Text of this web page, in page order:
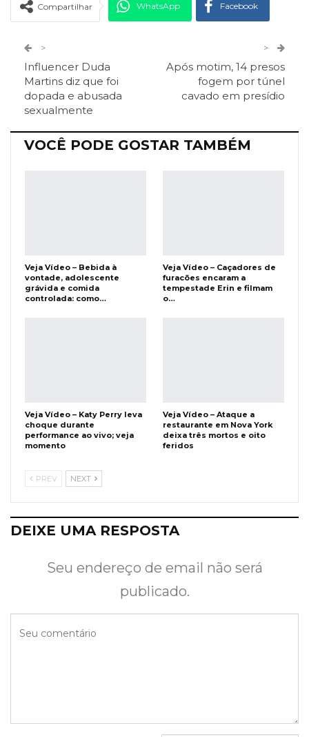
Compartilhar WhatsApp Facebook
Facebook Messenger
>
Influencer Duda
Martins diz que foi
dopada e abusada
sexualmente
>
Após motim, 14 presos
fogem por túnel
cavado em presídio
VOCÊ PODE GOSTAR TAMBÉM
Veja Vídeo – Bebida à
vontade, adolescente
grávida e comida
controlada: como…
Veja Vídeo – Caçadores de
furacões encaram a
tempestade Erin e filmam
o…
Veja Vídeo – Katy Perry leva
choque durante
performance ao vivo; veja
momento
Veja Vídeo – Ataque a
restaurante em Nova York
deixa três mortos e oito
feridos
PREV NEXT
DEIXE UMA RESPOSTA
Seu endereço de email não será
publicado.